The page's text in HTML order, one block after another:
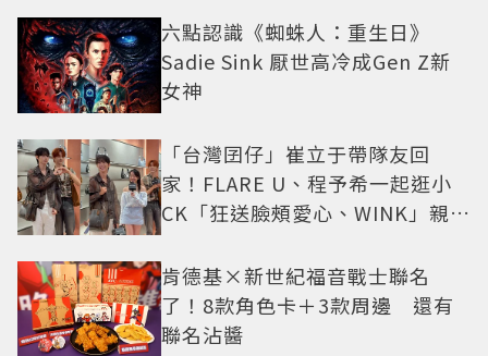
六點認識《蜘蛛人：重生日》
Sadie Sink 厭世高冷成Gen Z新
女神
「台灣囝仔」崔立于帶隊友回
家！FLARE U、程予希一起逛小
CK「狂送臉頰愛心、WINK」親曝
肯德基×新世紀福音戰士聯名
了！8款角色卡＋3款周邊 還有
聯名沾醬